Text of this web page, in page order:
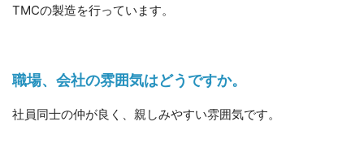
TMCの製造を行っています。
職場、会社の雰囲気はどうですか。
社員同士の仲が良く、親しみやすい雰囲気です。